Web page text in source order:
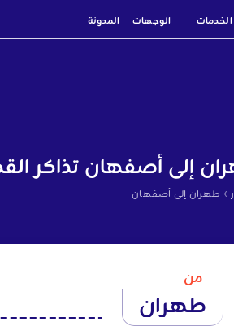
الخدمات الوجهات المدونة
إلى أصفهان تذاكر
› طهران إلى أصفهان
من
طهران